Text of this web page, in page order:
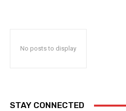
No posts to display
STAY CONNECTED